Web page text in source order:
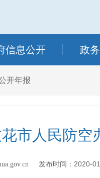
信息公开 政
开年报
市人民防空
发布时间： 2020-